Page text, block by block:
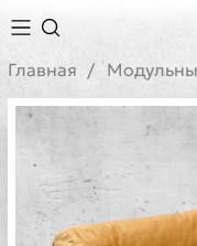
Главная